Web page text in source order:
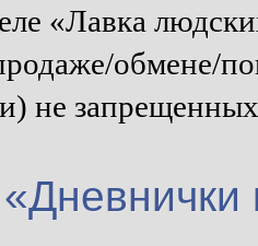
«Лавка
обмене/
не